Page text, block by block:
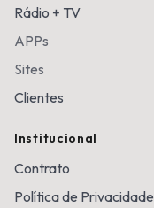
Rádio + TV
APPs
Sites
Clientes
Institucional
Contrato
Política de Privacidade